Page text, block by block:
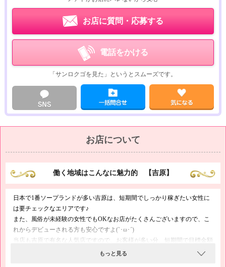
50分17,000円
90分27,000円
・22:30~24:00
60分18,000円
75分22,000円
90分26,000円
当店はいつも最高の宣伝広告をしておりますので、アルバイトを始めてい
ただいた場合、ヒマな時間は一切ございません！
驚くほどの高収入を、楽しく実現してくださいねヾ(*´∀｀*)ﾉ
お店に質問・応募する
電話をかける
「サンロクゴを見た」というとスムーズです。
お店について
働く地域はこんなに魅力的 【吉原】
日本で1番ソープランドが多い吉原は、短期間でしっかり稼ぎたい女性に
は要チェックなエリアです♪
また、風俗が未経験の女性でもOKなお店がたくさんございますので、こ
れからデビューされる方も安心ですよ(`･ω･´)
当店も吉原で有名な人気店ですので、お客様が多い分、短期間で目標金額
を稼いでいただけますヽ(*´∀｀)ノもっと見る